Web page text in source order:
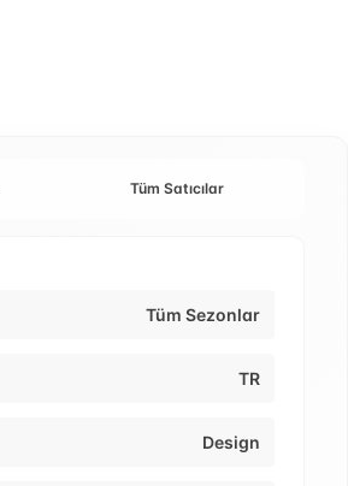
Tüm Satıcılar
Tüm Sezonlar
TR
Design